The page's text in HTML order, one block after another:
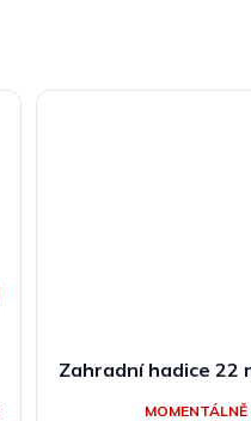
Zahradní hadice 22